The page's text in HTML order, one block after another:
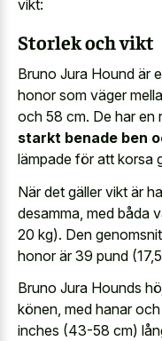
vikt:
Storlek och vikt
Bruno Jura Hound är
honor som väger
och 58 cm. De har en
starkt benade ben
lämpade för att korsa
När det gäller vikt är
desamma, med båda
20 kg). Den
honor är 39 pund
Bruno Jura Hounds
könen, med hanar
inches (43-58 cm)